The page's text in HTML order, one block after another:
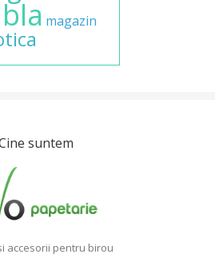
magazin
suntem
accesorii pentru birou